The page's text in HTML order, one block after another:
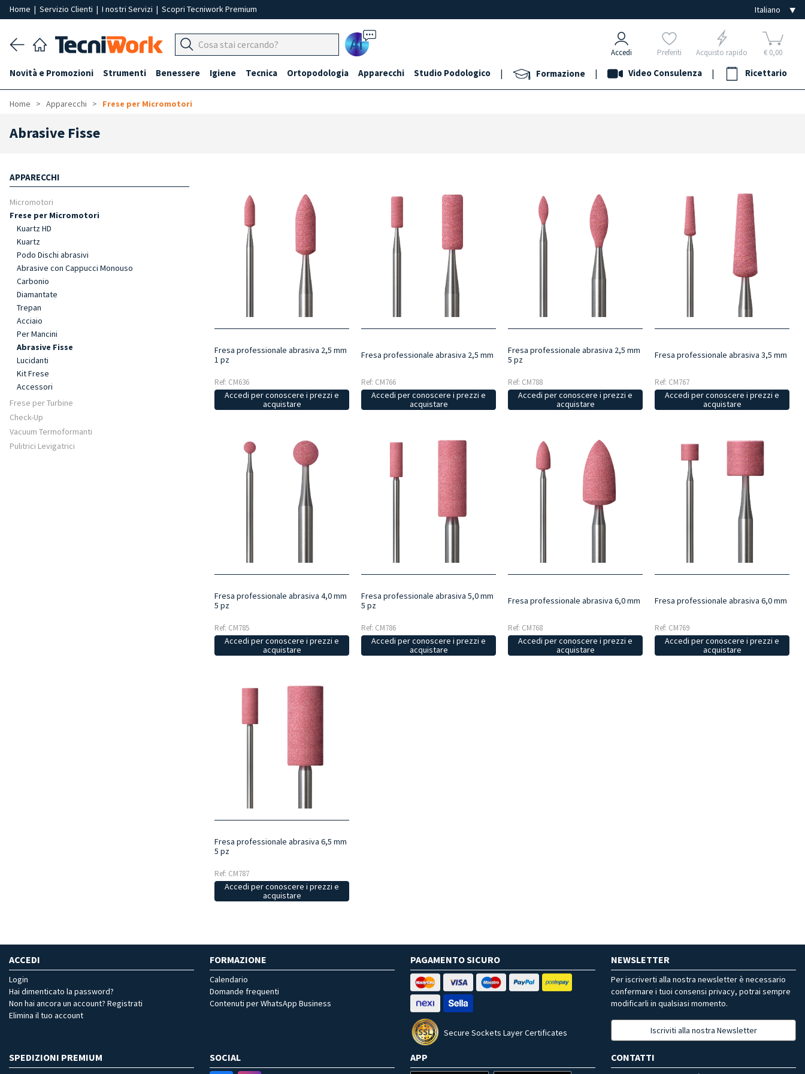
Home | Servizio Clienti | I nostri Servizi | Scopri Tecniwork Premium
Ai Accedi Preferiti Acquisto rapido € 0,00
Novità e Promozioni Strumenti Benessere Igiene Tecnica Ortopodologia Apparecchi Studio Podologico | Formazione | Video Consulenza | Ricettario
Home Apparecchi Frese per Micromotori
Abrasive Fisse
APPARECCHI
Micromotori
Frese per Micromotori
Kuartz HD
Kuartz
Podo Dischi abrasivi
Abrasive con Cappucci Monouso
Carbonio
Diamantate
Trepan
Acciaio
Per Mancini
Abrasive Fisse
Lucidanti
Kit Frese
Accessori
Frese per Turbine
Check-Up
Vacuum Termoformanti
Pulitrici Levigatrici
Fresa professionale abrasiva 2,5 mm
1 pz
Ref: CM636
Accedi per conoscere i prezzi e
acquistare
Fresa professionale abrasiva 2,5 mm
Ref: CM766
Accedi per conoscere i prezzi e
acquistare
Fresa professionale abrasiva 2,5 mm
5 pz
Ref: CM788
Accedi per conoscere i prezzi e
acquistare
Fresa professionale abrasiva 3,5 mm
Ref: CM767
Accedi per conoscere i prezzi e
acquistare
Fresa professionale abrasiva 4,0 mm
5 pz
Ref: CM785
Accedi per conoscere i prezzi e
acquistare
Fresa professionale abrasiva 5,0 mm
5 pz
Ref: CM786
Accedi per conoscere i prezzi e
acquistare
Fresa professionale abrasiva 6,0 mm
Ref: CM768
Accedi per conoscere i prezzi e
acquistare
Fresa professionale abrasiva 6,0 mm
Ref: CM769
Accedi per conoscere i prezzi e
acquistare
Fresa professionale abrasiva 6,5 mm
5 pz
Ref: CM787
Accedi per conoscere i prezzi e
acquistare
ACCEDI
Login
Hai dimenticato la password?
Non hai ancora un account? Registrati
Elimina il tuo account
FORMAZIONE
Calendario
Domande frequenti
Contenuti per WhatsApp Business
PAGAMENTO SICURO
Secure Sockets Layer Certificates
NEWSLETTER
Per iscriverti alla nostra newsletter è necessario
confermare i tuoi consensi privacy, potrai sempre
modificarli in qualsiasi momento.
Iscriviti alla nostra Newsletter
SPEDIZIONI PREMIUM SOCIAL APP CONTATTI